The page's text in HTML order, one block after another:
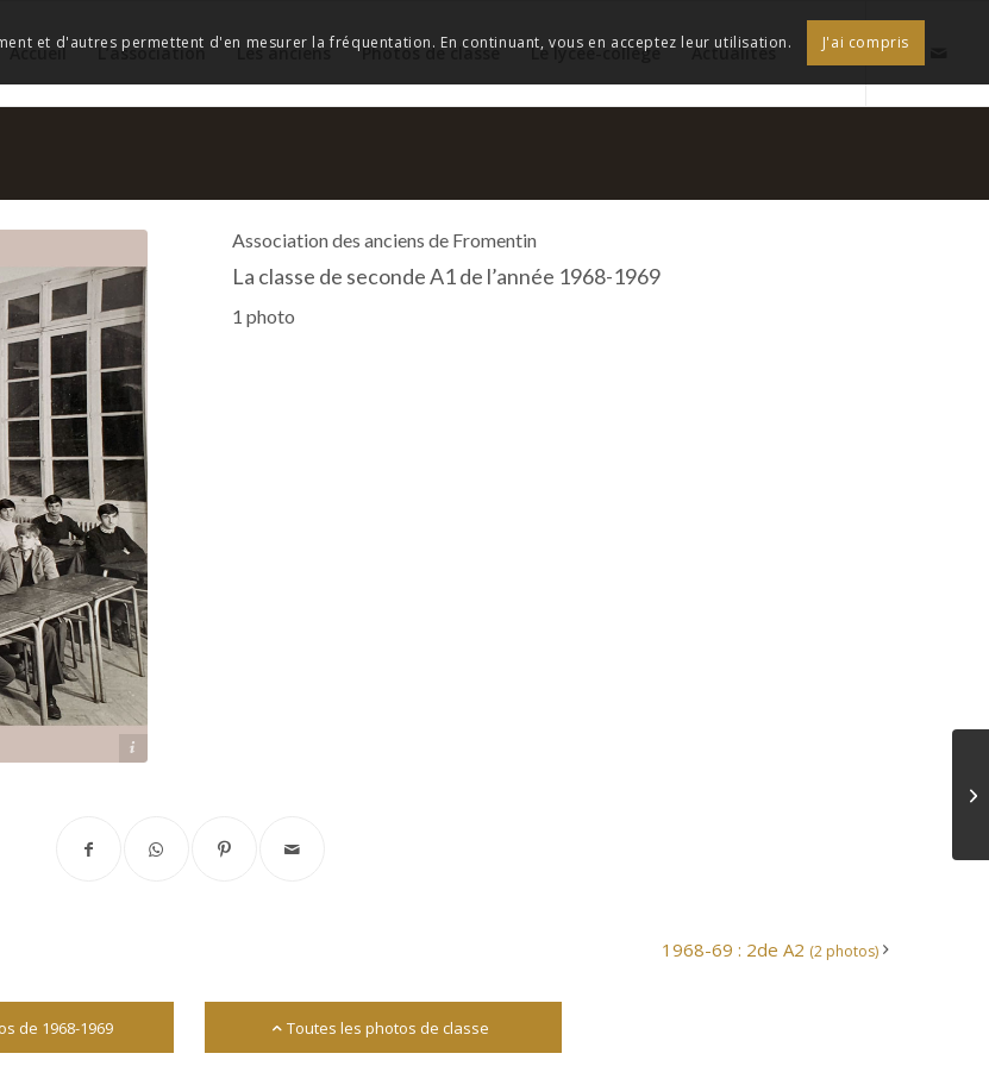
Accueil L’association Les anciens Photos de classe Le lycée-collège Actualités
Association des anciens de Fromentin
La classe de seconde A1 de l’année 1968-1969
1 photo
1968-69 : 2de A2 (2 photos)
de 1968-1969 Toutes les photos de classe
et d'autres permettent d'en mesurer la fréquentation. En continuant, vous en acceptez leur utilisation. J'ai compris